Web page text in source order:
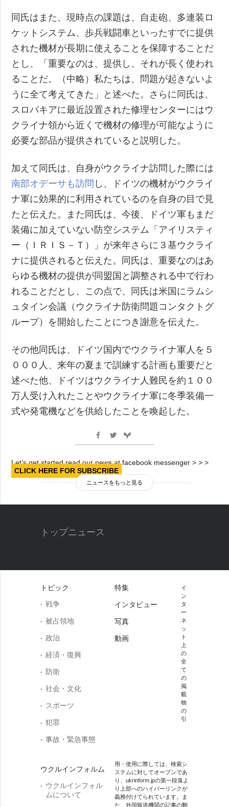
同氏はまた、現時点の課題は、自走砲、多連装ロ
ケットシステム、歩兵戦闘車といったすでに提供
された機材が長期に使えることを保障することだ
とし、「重要なのは、提供し、それが長く使われ
ることだ。（中略）私たちは、問題が起きないよ
うに全て考えてきた」と述べた。さらに同氏は、
スロバキアに最近設置された修理センターにはウ
クライナ領から近くで機材の修理が可能なように
必要な部品が提供されていると説明した。
加えて同氏は、自身がウクライナ訪問した際には
南部オデーサも訪問 し、ドイツの機材がウクライ
ナ軍に効果的に利用されているのを自身の目で見
たと伝えた。また同氏は、今後、ドイツ軍もまだ
装備に加えていない防空システム「アイリスティ
ー（ＩＲＩＳ－Ｔ）」が来年さらに３基ウクライ
ナに提供されると伝えた。同氏は、重要なのはあ
らゆる機材の提供が同盟国と調整される中で行わ
れることだとし、この点で、同氏は米国にラムシ
ュタイン会議（ウクライナ防衛問題コンタクトグ
ループ）を開始したことにつき謝意を伝えた。
その他同氏は、ドイツ国内でウクライナ軍人を５
０００人、来年の夏まで訓練する計画も重要だと
述べた他、ドイツはウクライナ人難民を約１００
万人受け入れたことやウクライナ軍に冬季装備一
式や発電機などを供給したことを喚起した。
Let’s get started read our news at facebook messenger > > >
CLICK HERE FOR SUBSCRIBE
ニュースをもっと見る
トップニュース
トピック
戦争
被占領地
政治
経済・復興
防衛
社会・文化
スポーツ
犯罪
事故・緊急事態
ウクルインフォルム
ウクルインフォル
ムについて
特集
インタビュー
写真
動画
イ
ン
タ
ー
ネ
ッ
ト
上
の
全
て
の
掲
載
物
の
引
用・使用に際しては、検索シ
ステムに対してオープンであ
り、ukrinform.jpの第一段落よ
り上部へのハイパーリンクが
義務付けてられています。ま
た、外国報道機関の記事の翻